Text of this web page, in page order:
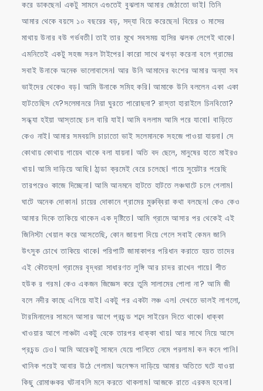
করে ডাকছেন। একটু সামনে এগুতেই বুঝলাম আমার জেঠাতো ভাই। তিনি
আমার থেকে বয়সে ১০ বছরের বড়, সদ্যা বিয়ে করেছেন। বিয়ের ৩ মাসের
মাথায় উনার বউ গর্ভবতী। তাই তার মুখে সবসময় হাসির ঝলক লেগেই থাকে।
এমনিতেই একটু সহজ সরল টাইপের। কারো সাথে ঝগড়া করেনা বলে গ্রামের
সবাই উনাকে অনেক ভালোবাসেন। আর উনি আমাদের বংশের আমার অন্যা সব
ভাইদের থেকেও বড়। আমি উনাকে সমিহ করি। আমাকে উনি বললেন একা একা
হাটতেছিস যে?সলেমানরে নিয়া ঘুরতে পারোছনা? রাস্তা হারাইলে চিনবিতো?
সন্ধ্যা হইয়া আস্তাছে চল বারি যাই। আমি বললাম আমি পরে যাবো। বাড়িতে
কেও নাই। আমার সমবয়সি চাচাতো ভাই সলেমানকে সহজে পাওয়া যায়না। সে
কোথায় কোথায় গায়েব থাকে বলা যায়না। অতি বদ ছেলে, মানুষের হাতে মাইরও
খায়। আমি দাড়িয়ে আছি। ঠান্ডা ক্রমেই বেরে চলেছে। গায়ে সুয়েটার পরেছি
তারপরেও কাজে দিচ্ছেনা। আমি আনমনে হাটতে হাটতে লঞ্চঘাটে চলে গেলাম।
ঘাটে অনেক দোকান। চায়ের দোকানে গ্রামের মুরুব্বিরা কথা বলছেন। কেও কেও
আমার দিকে তাকিয়ে থাকেন এক দৃষ্টিতে। আমি গ্রামে আসার পর থেকেই এই
জিনিস্টা খেয়াল করে আসতেছি, কোন জায়গা দিয়ে গেলে সবাই কেমন জানি
উৎসুক চোখে তাকিয়ে থাকে। পরিপাটি জামাকাপর পরিধান করাতে হয়ত তাদের
এই কৌতহুল। গ্রামের বৃদ্ধরা সাধারণত লুঙ্গি আর চাদর রাখেন গায়ে। শীত
হউক র গরম। কেও একজন জিজ্ঞেস করে তুমি সালামের পোলা না? আমি জী
বলে নদীর কাছে এগিয়ে যাই। একটু পর একটা লঞ্চ এল। দেখতে ভালই লাগলো,
টারমিনালের সামনে আসার আগে প্রচন্ড শব্দে সাইরেন দিতে থাকে। ধাক্কা
খাওয়ার আগে লাঞ্চটা একটু বেকে তারপর ধাক্কা খায়। আর সাথে নিয়ে আসে
প্রচন্ড ঢেও। আমি আরেকটু সামনে যেয়ে পানিতে নেমে পরলাম। কন কনে পানি।
খানিক পরেই আবার উঠে গেলাম। অনেক্ষন দাড়িয়ে আমার অতিতে ঘটে যাওয়া
কিছু রোমাঞ্চকর ঘটনাবলি মনে করতে থাকলাম। আজকে রাতে এরকম হবেনা।